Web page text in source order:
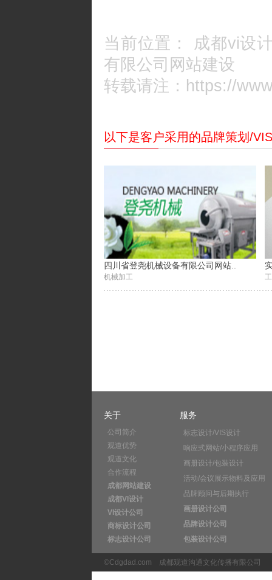
当前位置： 成都vi设
有限公司网站建设
转载请注：https://
以下是客户采用的品牌策划/VIS
四川省登尧机械设备有限公司网站..
机械加工
关于
公司简介
观道优势
观道文化
合作流程
成都网站建设
成都VI设计
VI设计公司
商标设计公司
标志设计公司
服务
标志设计/VIS设计
响应式网站/小程序应用
画册设计/包装设计
活动/会议展示物料及应用
品牌顾问与后期执行
画册设计公司
品牌设计公司
包装设计公司
©Cdgdad.com 成都观道沟通文化传播有限公司